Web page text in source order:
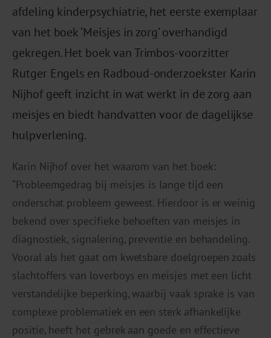
afdeling kinderpsychiatrie, het eerste exemplaar
van het boek ‘Meisjes in zorg’ overhandigd
gekregen. Het boek van Trimbos-voorzitter
Rutger Engels en Radboud-onderzoekster Karin
Nijhof geeft inzicht in wat werkt in de zorg aan
meisjes en biedt handvatten voor de dagelijkse
hulpverlening.
Karin Nijhof over het waarom van het boek:
“Probleemgedrag bij meisjes is lange tijd een
onderschat probleem geweest. Hierdoor is er weinig
bekend over specifieke behoeften van meisjes in
diagnostiek, signalering, preventie en behandeling.
Vooral als het gaat om kwetsbare doelgroepen zoals
slachtoffers van loverboys en meisjes met een licht
verstandelijke beperking, waarbij vaak sprake is van
complexe problematiek en een sterk afhankelijke
positie, heeft het gebrek aan goede en effectieve